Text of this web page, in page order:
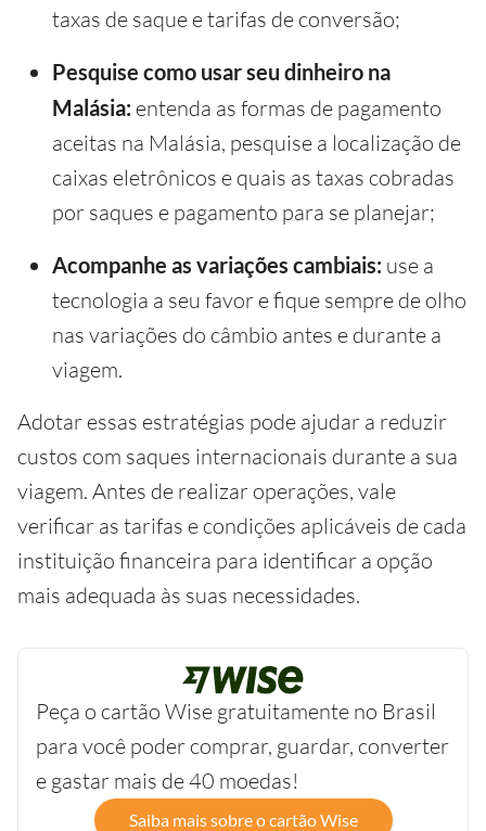
taxas de saque e tarifas de conversão;
Pesquise como usar seu dinheiro na
Malásia: entenda as formas de pagamento
aceitas na Malásia, pesquise a localização de
caixas eletrônicos e quais as taxas cobradas
por saques e pagamento para se planejar;
Acompanhe as variações cambiais: use a
tecnologia a seu favor e fique sempre de olho
nas variações do câmbio antes e durante a
viagem.
Adotar essas estratégias pode ajudar a reduzir
custos com saques internacionais durante a sua
viagem. Antes de realizar operações, vale
verificar as tarifas e condições aplicáveis de cada
instituição financeira para identificar a opção
mais adequada às suas necessidades.
Peça o cartão Wise gratuitamente no Brasil
para você poder comprar, guardar, converter
e gastar mais de 40 moedas!
Saiba mais sobre o cartão Wise